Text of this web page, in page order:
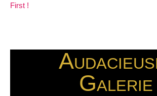
First !
Galerie